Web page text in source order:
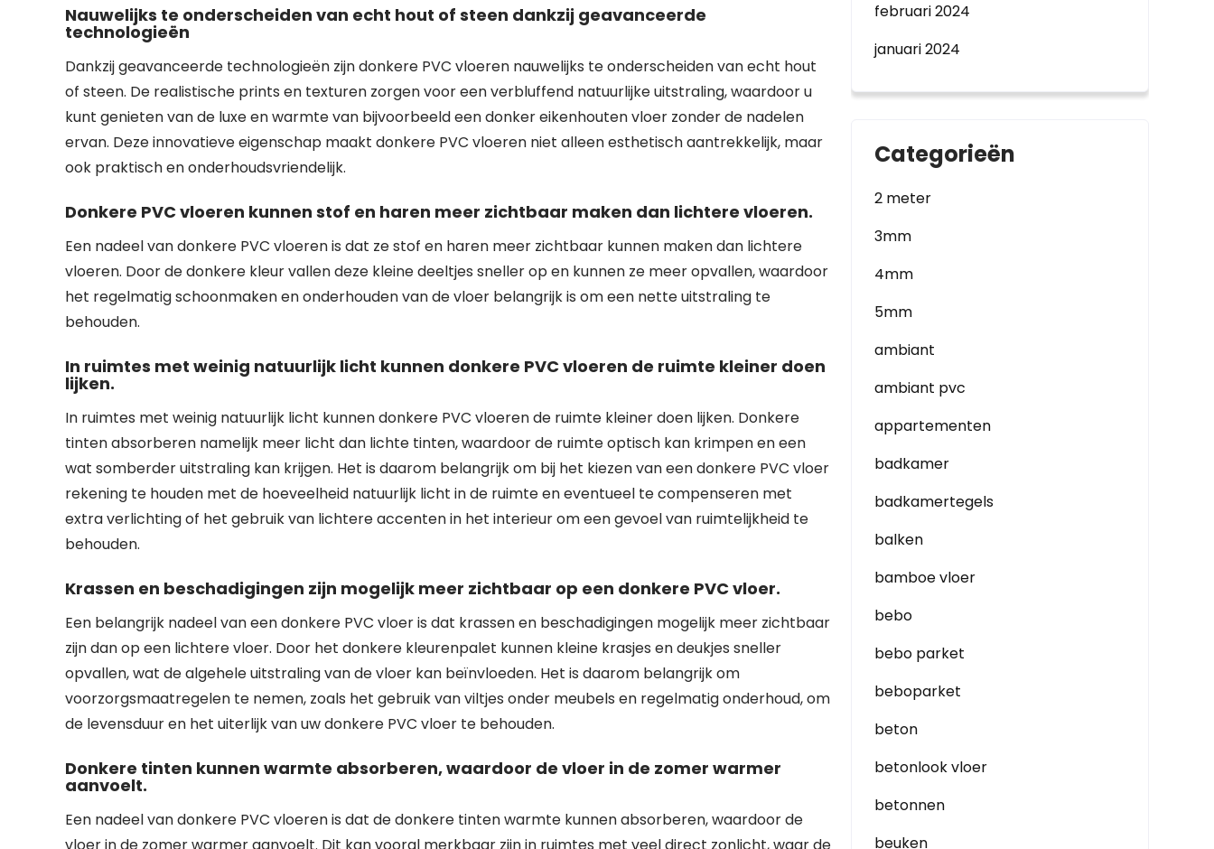
Nauwelijks te onderscheiden van echt hout of steen dankzij geavanceerde
technologieën
Dankzij geavanceerde technologieën zijn donkere PVC vloeren nauwelijks te onderscheiden van echt hout
of steen. De realistische prints en texturen zorgen voor een verbluffend natuurlijke uitstraling, waardoor u
kunt genieten van de luxe en warmte van bijvoorbeeld een donker eikenhouten vloer zonder de nadelen
ervan. Deze innovatieve eigenschap maakt donkere PVC vloeren niet alleen esthetisch aantrekkelijk, maar
ook praktisch en onderhoudsvriendelijk.
Donkere PVC vloeren kunnen stof en haren meer zichtbaar maken dan lichtere vloeren.
Een nadeel van donkere PVC vloeren is dat ze stof en haren meer zichtbaar kunnen maken dan lichtere
vloeren. Door de donkere kleur vallen deze kleine deeltjes sneller op en kunnen ze meer opvallen, waardoor
het regelmatig schoonmaken en onderhouden van de vloer belangrijk is om een nette uitstraling te
behouden.
In ruimtes met weinig natuurlijk licht kunnen donkere PVC vloeren de ruimte kleiner doen
lijken.
In ruimtes met weinig natuurlijk licht kunnen donkere PVC vloeren de ruimte kleiner doen lijken. Donkere
tinten absorberen namelijk meer licht dan lichte tinten, waardoor de ruimte optisch kan krimpen en een
wat somberder uitstraling kan krijgen. Het is daarom belangrijk om bij het kiezen van een donkere PVC vloer
rekening te houden met de hoeveelheid natuurlijk licht in de ruimte en eventueel te compenseren met
extra verlichting of het gebruik van lichtere accenten in het interieur om een gevoel van ruimtelijkheid te
behouden.
Krassen en beschadigingen zijn mogelijk meer zichtbaar op een donkere PVC vloer.
Een belangrijk nadeel van een donkere PVC vloer is dat krassen en beschadigingen mogelijk meer zichtbaar
zijn dan op een lichtere vloer. Door het donkere kleurenpalet kunnen kleine krasjes en deukjes sneller
opvallen, wat de algehele uitstraling van de vloer kan beïnvloeden. Het is daarom belangrijk om
voorzorgsmaatregelen te nemen, zoals het gebruik van viltjes onder meubels en regelmatig onderhoud, om
de levensduur en het uiterlijk van uw donkere PVC vloer te behouden.
Donkere tinten kunnen warmte absorberen, waardoor de vloer in de zomer warmer
aanvoelt.
Een nadeel van donkere PVC vloeren is dat de donkere tinten warmte kunnen absorberen, waardoor de
februari 2024
januari 2024
Categorieën
2 meter
3mm
4mm
5mm
ambiant
ambiant pvc
appartementen
badkamer
badkamertegels
balken
bamboe vloer
bebo
bebo parket
beboparket
beton
betonlook vloer
betonnen
beuken